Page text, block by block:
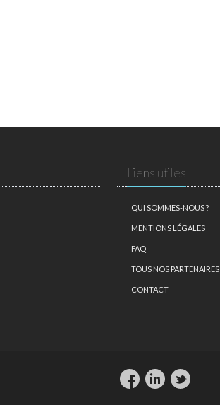
Liens utiles
QUI SOMMES-NOUS ?
MENTIONS LÉGALES
FAQ
TOUS NOS PARTENAIRES
CONTACT